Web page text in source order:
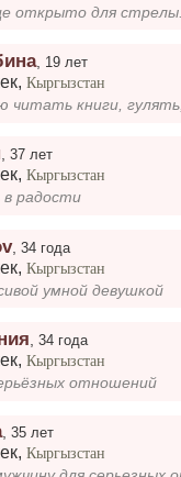
, 19 лет
,Кыргызстан
читать книги,
,37 лет
,Кыргызстан
в радости
,34 года
,Кыргызстан
умной девушкой
,34 года
,Кыргызстан
отношений
,35 лет
,Кыргызстан